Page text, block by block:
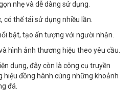
nhẹ và dễ dàng sử dụng.
có thể tái sử dụng nhiều lần.
bật, tạo ấn tượng với người nhận.
hình ảnh thương hiệu theo yêu cầu.
dụng, đây còn là công cụ truyền
hiệu đồng hành cùng những khoảnh
đá.